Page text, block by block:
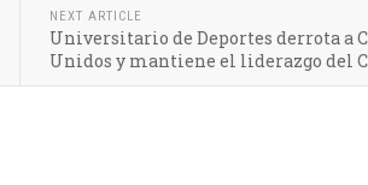
NEXT ARTICLE
Universitario de Deportes derrota a
Unidos y mantiene el liderazgo del